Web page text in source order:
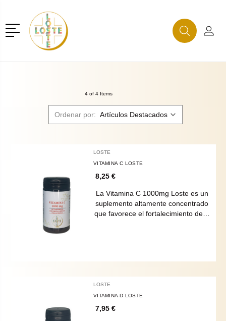
Menú
BuscarMi
4 of 4 Items
Ordenar por:
LOSTE
VITAMINA C LOSTE
8,25 €
La Vitamina C 1000mg Loste es un
suplemento altamente concentrado
que favorece el fortalecimiento de…
LOSTE
VITAMINA-D LOSTE
7,95 €